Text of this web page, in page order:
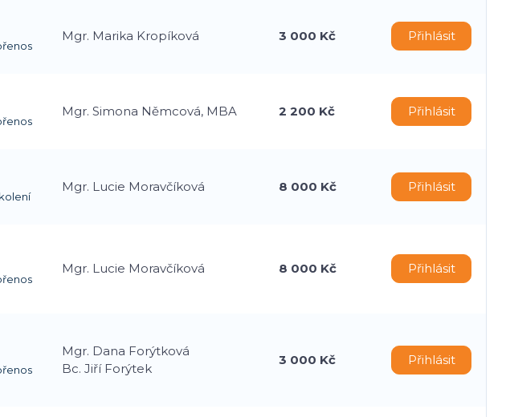
Mgr. Marika Kropíková 3 000 Kč Přihlásit
Mgr. Simona Němcová, MBA 2 200 Kč Přihlásit
Mgr. Lucie Moravčíková 8 000 Kč Přihlásit
Mgr. Lucie Moravčíková 8 000 Kč Přihlásit
Mgr. Dana Forýtková
Bc. Jiří Forýtek
3 000 Kč Přihlásit